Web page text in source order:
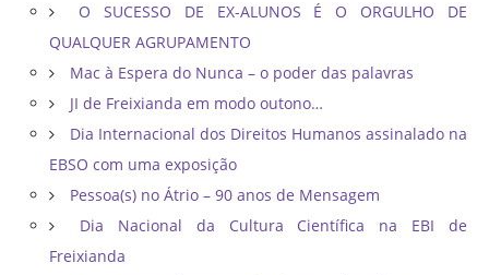
O SUCESSO DE EX-ALUNOS É O ORGULHO DE
QUALQUER AGRUPAMENTO
Mac à Espera do Nunca – o poder das palavras
JI de Freixianda em modo outono…
Dia Internacional dos Direitos Humanos assinalado na
EBSO com uma exposição
Pessoa(s) no Átrio – 90 anos de Mensagem
Dia Nacional da Cultura Científica na EBI de
Freixianda